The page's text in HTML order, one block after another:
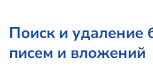
Поиск и удаление
писем и вложений